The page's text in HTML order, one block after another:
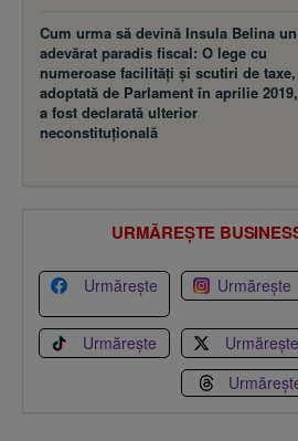
Cum urma să devină Insula Belina un
adevărat paradis fiscal: O lege cu
numeroase facilităţi şi scutiri de taxe,
adoptată de Parlament în aprilie 2019,
a fost declarată ulterior
neconstituţională
URMĂREȘTE
Urmărește Urmărește
Urmărește Urmărește